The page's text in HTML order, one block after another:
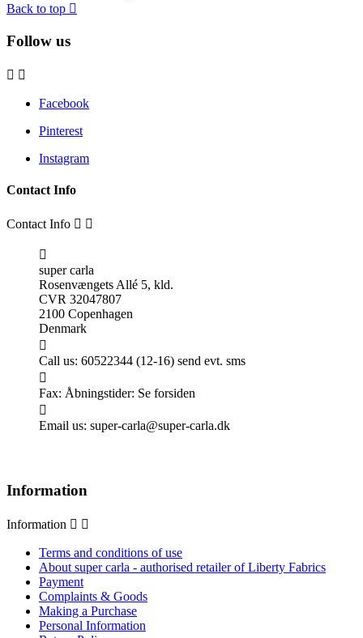
Back to top 
Follow us
 
Facebook
Pinterest
Instagram
Contact Info
Contact Info  

super carla
Rosenvængets Allé 5, kld.
CVR 32047807
2100 Copenhagen
Denmark

Call us: 60522344 (12-16) send evt. sms

Fax: Åbningstider: Se forsiden

Email us: super-carla@super-carla.dk
Information
Information  
Terms and conditions of use
About super carla - authorised retailer of Liberty Fabrics
Payment
Complaints & Goods
Making a Purchase
Personal Information